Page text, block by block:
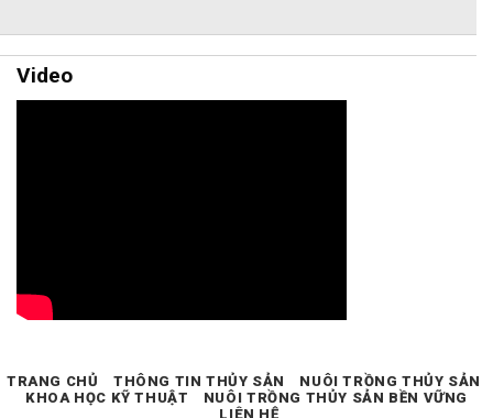
Video
TRANG CHỦ THÔNG TIN THỦY SẢN
NUÔI TRỒNG THỦY SẢN
KHOA HỌC KỸ THUẬT
NUÔI TRỒNG THỦY SẢN BỀN VỮNG
LIÊN HỆ